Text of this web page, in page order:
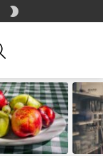
SKIN